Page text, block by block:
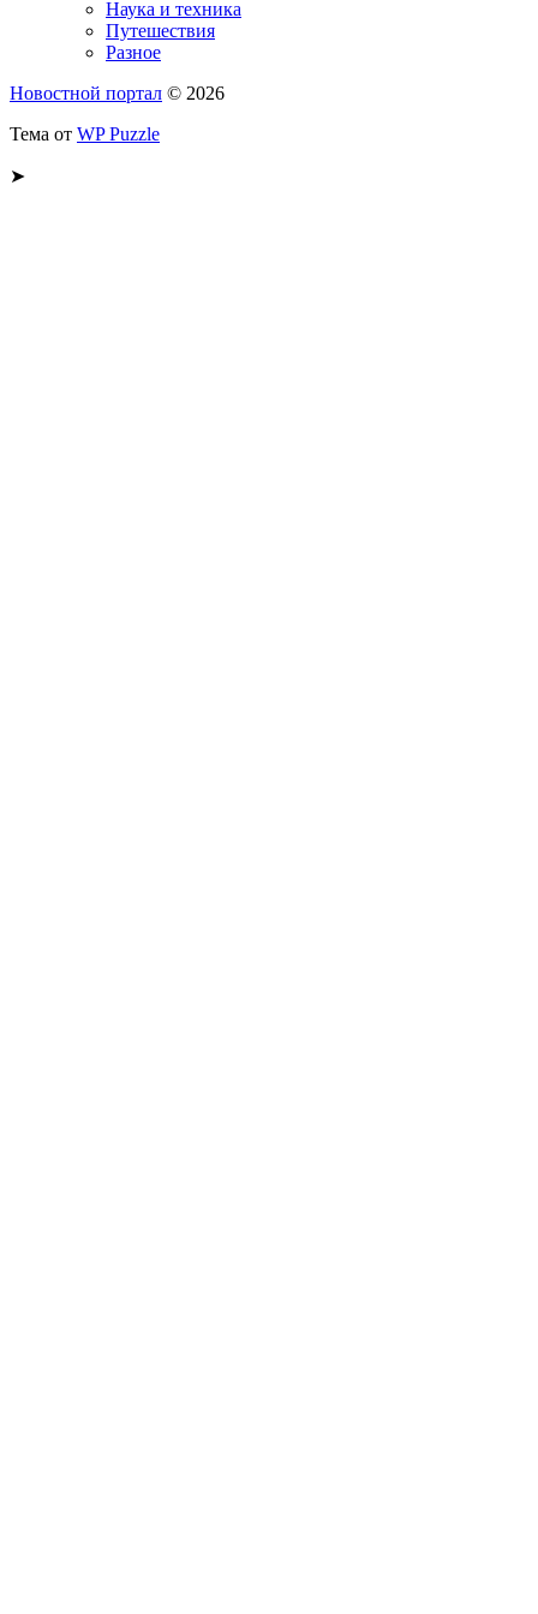
Наука и техника
Путешествия
Разное
Новостной портал © 2026
Тема от WP Puzzle
➤